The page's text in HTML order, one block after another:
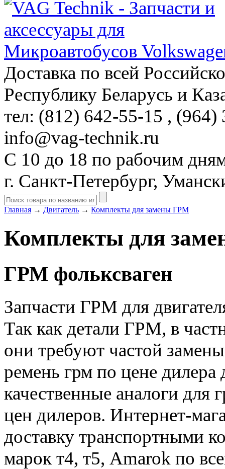
Доставка по всей
Республику Беларусь и
тел: (812) 642-55-15 , (964)
info@vag-technik.ru
С 10 до 18 по рабочим
г. Санкт-Петербург,
Главная → Двигатель → Комплекты для замены ГРМ
Комплекты для
ГРМ фольксваген
Запчасти ГРМ для
Так как детали ГРМ, в
они требуют частой
ремень грм по цене
качественные аналоги для
цен дилеров. Интернет-
доставку транспортными
марок т4, т5, Amarok по